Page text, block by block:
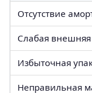
Отсутствие
Слабая внешняя
Избыточная
Неправильная